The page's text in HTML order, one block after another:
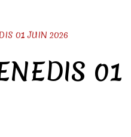
01 JUIN 2026
01